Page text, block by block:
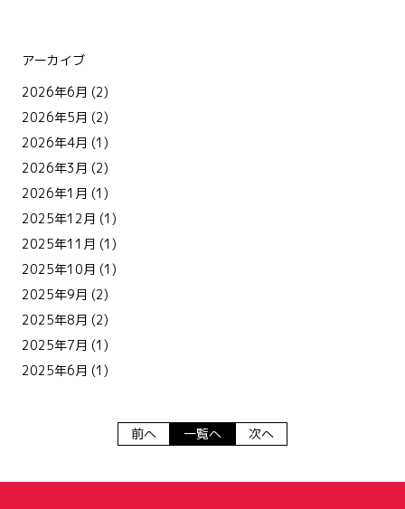
アーカイブ
2026年6月 (2)
2026年5月 (2)
2026年4月 (1)
2026年3月 (2)
2026年1月 (1)
2025年12月 (1)
2025年11月 (1)
2025年10月 (1)
2025年9月 (2)
2025年8月 (2)
2025年7月 (1)
2025年6月 (1)
前へ 一覧へ 次へ